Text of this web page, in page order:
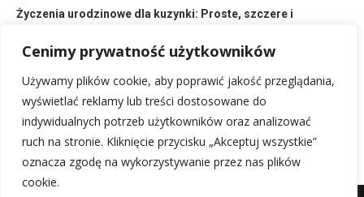
Cenimy prywatność użytkowników
Używamy plików cookie, aby poprawić jakość przeglądania,
wyświetlać reklamy lub treści dostosowane do
indywidualnych potrzeb użytkowników oraz analizować
ruch na stronie. Kliknięcie przycisku „Akceptuj wszystkie”
oznacza zgodę na wykorzystywanie przez nas plików
cookie.
Życzenia urodzinowe dla kuzynki: Proste, szczere i
14 lutego, 2026
Życzenia urodzinowe dla mamy: Najlepsze słowa dla Niej
14 lutego, 2026